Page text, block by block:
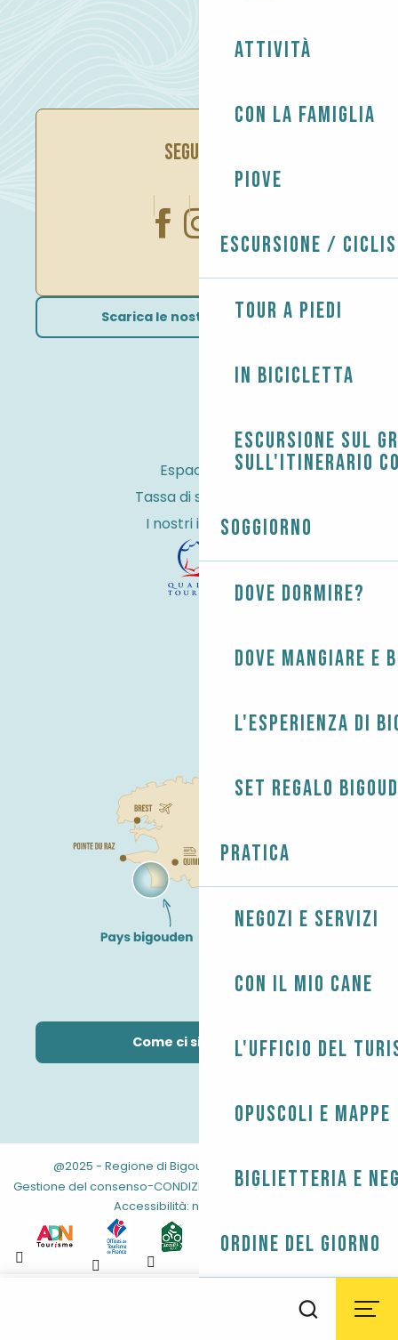
Attività
Con la famiglia
Piove
Escursione /
Tour a piedi
In bicicletta
Escursione sul
sull'itinerario
Soggiorno
Dove dormire?
Dove mangiare e
L'esperienza di
Set regalo
Pratica
Negozi e servizi
Con il mio cane
L'Ufficio del
Opuscoli e mappe
Biglietteria e
Ordine del giorno
SEGUITECI
Scarica le nostre brochure
Espace Pro
Tassa di soggiorno
I nostri impegni
Come ci si arriva?
@2025 - Regione di Bigouden Informazioni legali
Gestione del consenso-CONDIZIONI GENERALI -Mappa del sito -
Accessibilità: non conforme